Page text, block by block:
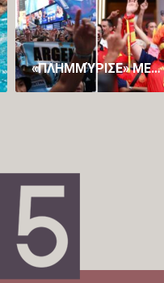
«ΠΛΗΜΜΎΡΙΣΕ» ΜΕ… ΤΡΕΛΑΜΈΝΟΥΣ ΑΡΓΕΝΤΙΝΟΎΣ ΚΑΙ ΙΣΠΑΝΟΎΣ Η ΝΈΑ ΥΌΡΚΗ ΕΝ ΌΨΕΙ ΤΟΥ ΜΕΓΆΛΟΥ ΤΕΛΙΚΟΎ